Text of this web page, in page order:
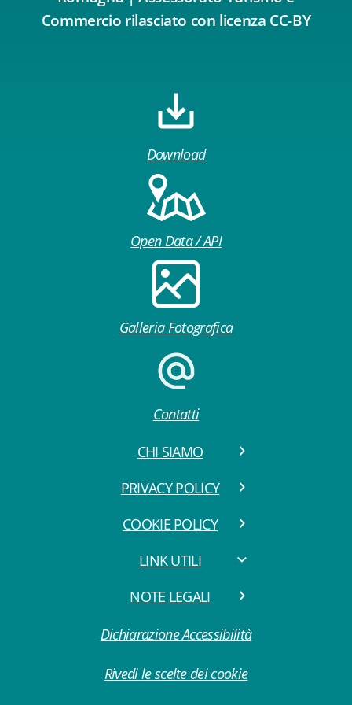
Commercio rilasciato con licenza CC-BY
Download
Open Data / API
Galleria Fotografica
Contatti
CHI SIAMO
PRIVACY POLICY
COOKIE POLICY
LINK UTILI
NOTE LEGALI
Dichiarazione Accessibilità
Rivedi le scelte dei cookie